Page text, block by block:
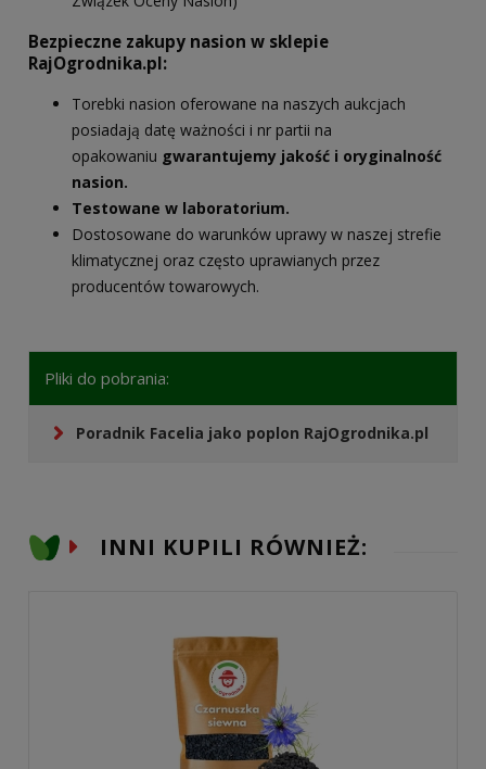
Bezpieczne zakupy nasion w sklepie
RajOgrodnika.pl:
Torebki nasion oferowane na naszych aukcjach
posiadają datę ważności i nr partii na
opakowaniu gwarantujemy jakość i oryginalność
nasion.
Testowane w laboratorium.
Dostosowane do warunków uprawy w naszej strefie
klimatycznej oraz często uprawianych przez
producentów towarowych.
Pliki do pobrania:
Poradnik Facelia jako poplon RajOgrodnika.pl
INNI KUPILI RÓWNIEŻ: